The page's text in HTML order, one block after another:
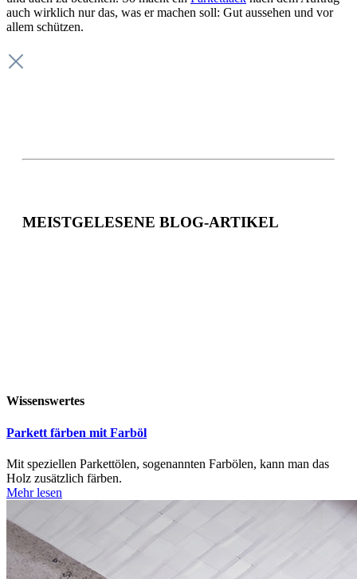
auch wirklich nur das, was er machen soll: Gut aussehen und vor
allem schützen.
MEISTGELESENE BLOG-ARTIKEL
Wissenswertes
Parkett färben mit Farböl
Mit speziellen Parkettölen, sogenannten Farbölen, kann man das
Holz zusätzlich färben.
Mehr lesen